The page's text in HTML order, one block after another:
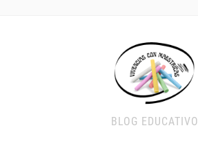
BLOG EDUCATIVO